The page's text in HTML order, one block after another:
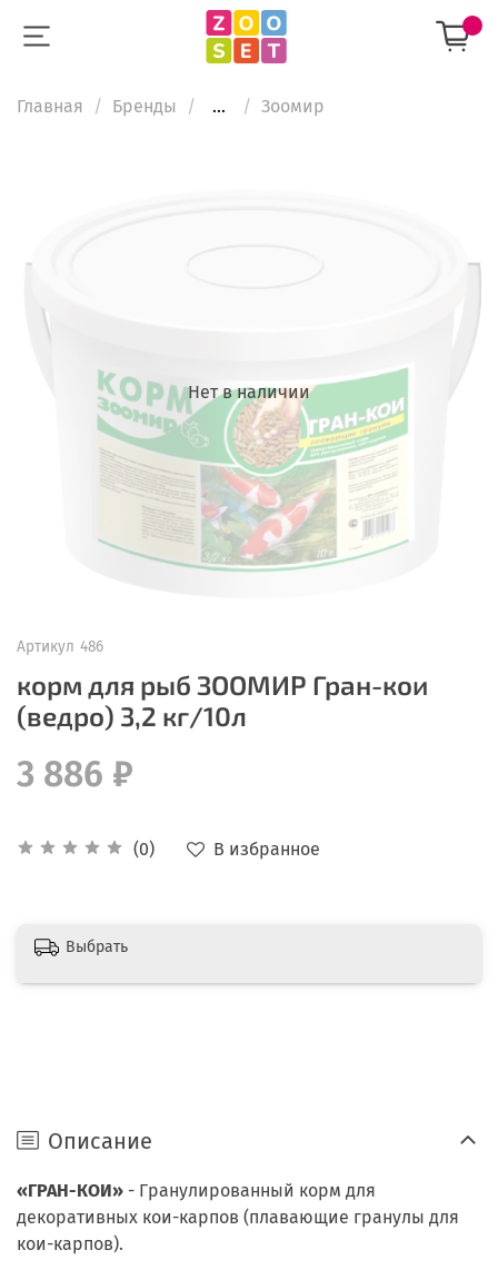
Главная Бренды ... Зooмир
Нет в наличии
Артикул 486
корм для рыб ЗООМИР Гран-кои
(ведро) 3,2 кг/10л
(0) В избранное
3 886 ₽
Выбрать
Описание
«ГРАН-КОИ» - Гранулированный корм для
декоративных кои-карпов (плавающие гранулы для
кои-карпов).